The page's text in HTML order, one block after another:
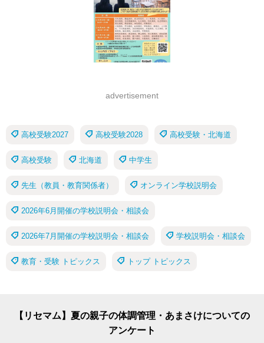
advertisement
高校受験2027 高校受験2028 高校受験・北海道
高校受験 北海道 中学生
先生（教員・教育関係者） オンライン学校説明会
2026年6月開催の学校説明会・相談会
2026年7月開催の学校説明会・相談会 学校説明会・相談会
教育・受験 トピックス トップ トピックス
【リセマム】夏の親子の体調管理・あまさけについての
アンケート